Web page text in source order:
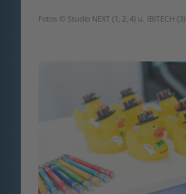
Fotos © Studio NEXT (1, 2, 4) u. IBITECH (3)